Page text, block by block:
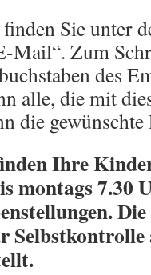
Sie unter
Mail“. Zum
des
alle, die mit
die gewünschte
Ihre
montags 7.30